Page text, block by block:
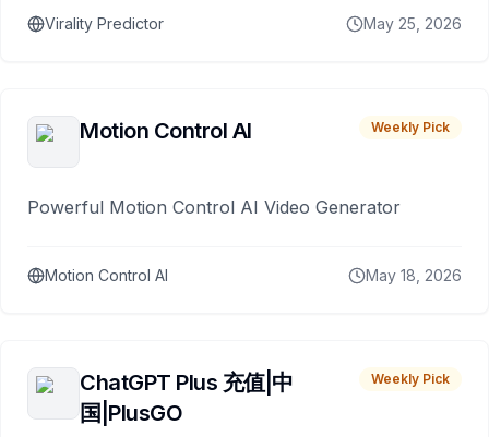
Virality Predictor May 25, 2026
Motion Control AI Weekly Pick
Powerful Motion Control AI Video Generator
Motion Control AI May 18, 2026
ChatGPT Plus 充值|中
国|PlusGO
Weekly Pick